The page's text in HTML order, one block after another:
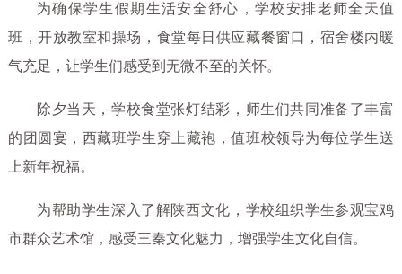
为确保学生假期生活安全舒心，学校安排老师全天值
班，开放教室和操场，食堂每日供应藏餐窗口，宿舍楼内暖
气充足，让学生们感受到无微不至的关怀。
除夕当天，学校食堂张灯结彩，师生们共同准备了丰富
的团圆宴，西藏班学生穿上藏袍，值班校领导为每位学生送
上新年祝福。
为帮助学生深入了解陕西文化，学校组织学生参观宝鸡
市群众艺术馆，感受三秦文化魅力，增强学生文化自信。